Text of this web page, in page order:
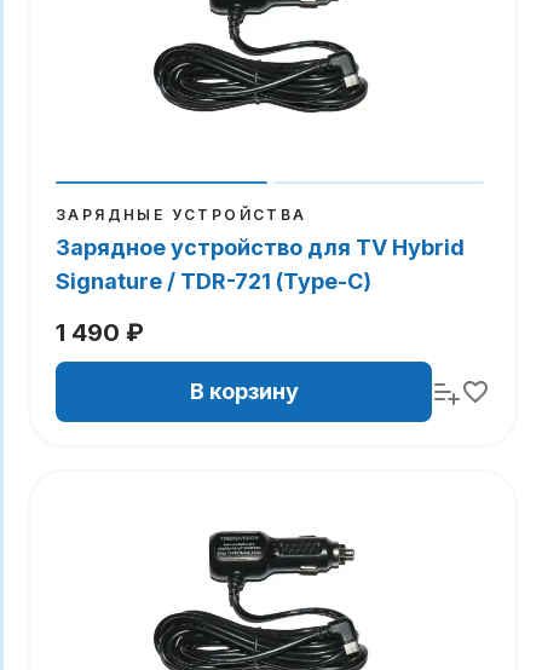
ЗАРЯДНЫЕ УСТРОЙСТВА
Зарядное устройство для TV Hybrid
Signature / TDR-721 (Type-C)
1 490 ₽
В корзину